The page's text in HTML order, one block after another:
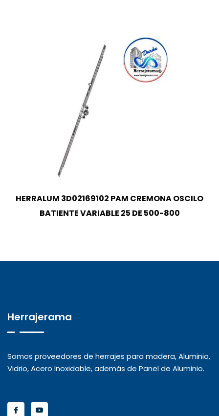
HERRALUM 3D02169102 PAM CREMONA OSCILO
BATIENTE VARIABLE 25 DE 500-800
Herrajerama
Somos proveedores de herrajes para madera, Aluminio,
Vidrio, Acero Inoxidable, además de Panel de Aluminio.